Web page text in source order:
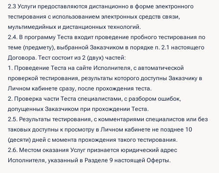
2.3 Услуги предоставляются дистанционно в форме электронного
тестирования с использованием электронных средств связи,
мультимедийных и дистанционных технологий.
2.4. В программу Теста входит проведение пробного тестирования по
теме (предмету), выбранной Заказчиком в порядке п. 2.1 настоящего
Договора. Тест состоит из 2 (двух) частей:
1. Проведение Теста на сайте Исполнителя, с автоматической
проверкой тестирования, результаты которого доступны Заказчику в
Личном кабинете сразу, после прохождения теста.
2. Проверка части Теста специалистами, с разбором ошибок,
допущенных Заказчиком при прохождении Теста.
2.5. Результаты тестирования, с комментариями специалистов или без
таковых доступны к просмотру в Личном кабинете не позднее 10
(десяти) дней с момента прохождения такого тестирования.
2.6. Местом оказания Услуг признается юридический адрес
Исполнителя, указанный в Разделе 9 настоящей Оферты.